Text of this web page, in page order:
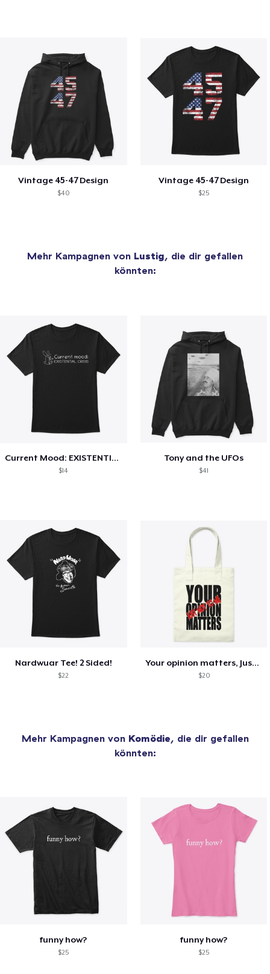
Vintage 45-47 Design
$40
Vintage 45-47 Design
$25
Mehr Kampagnen von Lustig, die dir gefallen
könnten:
Current Mood: EXISTENTIAL CRISIS
$14
Tony and the UFOs
$41
Nardwuar Tee! 2 Sided!
$22
Your opinion matters, Just not to me!
$20
Mehr Kampagnen von Komödie, die dir gefallen
könnten:
funny how?
$25
funny how?
$25